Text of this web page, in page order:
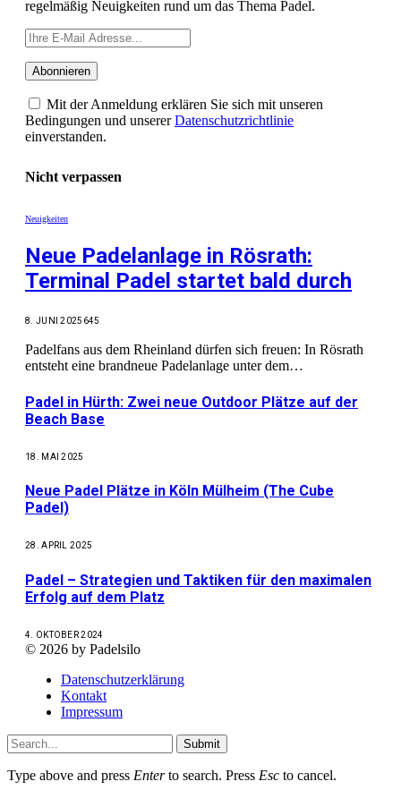
regelmäßig Neuigkeiten rund um das Thema Padel.
Mit der Anmeldung erklären Sie sich mit unseren
Bedingungen und unsererDatenschutzrichtlinie
einverstanden.
Nicht verpassen
Neuigkeiten
Neue Padelanlage in Rösrath:
Terminal Padel startet bald durch
8. JUNI 2025 645
Padelfans aus dem Rheinland dürfen sich freuen: In Rösrath
entsteht eine brandneue Padelanlage unter dem…
Padel in Hürth: Zwei neue Outdoor Plätze auf der
Beach Base
18. MAI 2025
Neue Padel Plätze in Köln Mülheim (The Cube
Padel)
28. APRIL 2025
Padel – Strategien und Taktiken für den maximalen
Erfolg auf dem Platz
4. OKTOBER 2024
© 2026 by Padelsilo
Datenschutzerklärung
Kontakt
Impressum
Submit
Type above and press Enterto search. Press Esc to cancel.